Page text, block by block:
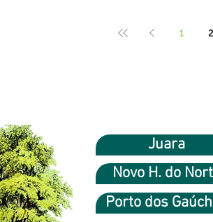
1 2
Juara
Novo H. do
Porto dos